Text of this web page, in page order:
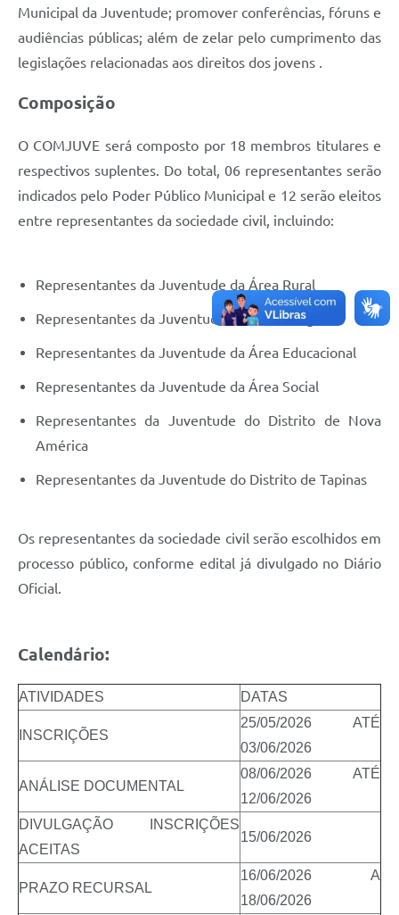
Diário Oficial
Municipal da Juventude; promover conferências, fóruns e
audiências públicas; além de zelar pelo cumprimento das
legislações relacionadas aos direitos dos jovens .
Composição
O COMJUVE será composto por 18 membros titulares e
respectivos suplentes. Do total, 06 representantes serão
indicados pelo Poder Público Municipal e 12 serão eleitos
entre representantes da sociedade civil, incluindo:
Representantes da Juventude da Área Rural
Representantes da Juventude da Área Religiosa
Representantes da Juventude da Área Educacional
Representantes da Juventude da Área Social
Representantes da Juventude do Distrito de Nova
América
Representantes da Juventude do Distrito de Tapinas
Os representantes da sociedade civil serão escolhidos em
processo público, conforme edital já divulgado no Diário
Oficial.
Calendário:
ATIVIDADES DATAS
INSCRIÇÕES
25/05/2026 ATÉ
03/06/2026
ANÁLISE DOCUMENTAL
08/06/2026 ATÉ
12/06/2026
DIVULGAÇÃO INSCRIÇÕES
ACEITAS
15/06/2026
PRAZO RECURSAL
16/06/2026 A
18/06/2026